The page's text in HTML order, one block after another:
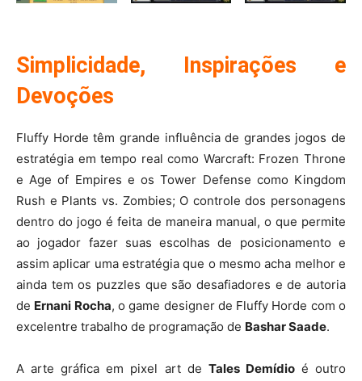
Simplicidade, Inspirações e
Devoções
Fluffy Horde têm grande influência de grandes jogos de
estratégia em tempo real como Warcraft: Frozen Throne
e Age of Empires e os Tower Defense como Kingdom
Rush e Plants vs. Zombies; O controle dos personagens
dentro do jogo é feita de maneira manual, o que permite
ao jogador fazer suas escolhas de posicionamento e
assim aplicar uma estratégia que o mesmo acha melhor e
ainda tem os puzzles que são desafiadores e de autoria
de Ernani Rocha, o game designer de Fluffy Horde com o
excelentre trabalho de programação de Bashar Saade.
A arte gráfica em pixel art de Tales Demídioé outro